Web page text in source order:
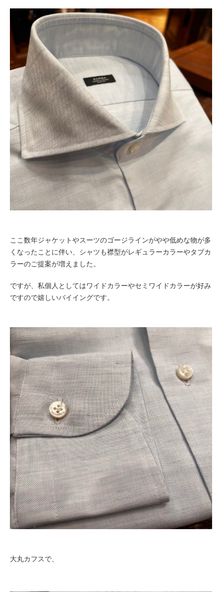
ここ数年ジャケットやスーツのゴージラインがやや低めな物が多
くなったことに伴い、シャツも襟型がレギュラーカラーやタブカ
ラーのご提案が増えました。
ですが、私個人としてはワイドカラーやセミワイドカラーが好み
ですので嬉しいバイイングです。
大丸カフスで、